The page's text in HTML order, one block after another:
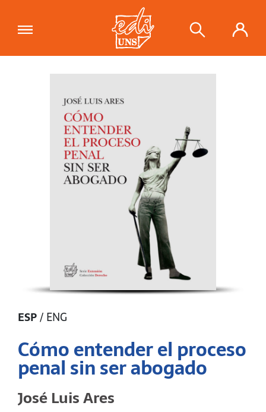
carrito.
ESP/ ENG
Cómo entender el proceso
penal sin ser abogado
José Luis Ares